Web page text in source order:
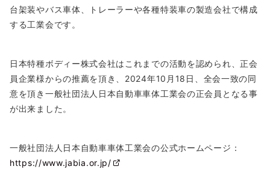
台架装やバス車体、トレーラーや各種特装車の製造会社で構成
する工業会です。
日本特種ボディー株式会社はこれまでの活動を認められ、正会
員企業様からの推薦を頂き、2024年10月18日、全会一致の同
意を頂き一般社団法人日本自動車車体工業会の正会員となる事
が出来ました。
一般社団法人日本自動車車体工業会の公式ホームページ：
https://www.jabia.or.jp/